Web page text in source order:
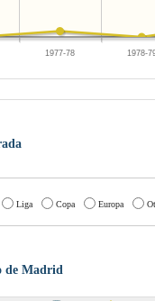
1977-78 1978-
Liga Copa Europa
de Madrid